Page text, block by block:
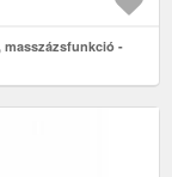
masszázsfunkció -